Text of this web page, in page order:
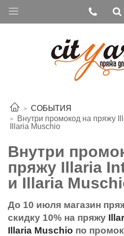
СОБЫТИЯ
Внутри промокод на пряжу
Illaria Muschio
Внутри
пряжу Illaria
и Illaria
До 10 июля магазин
скидку 10% на пряжу
Illaria Muschio по